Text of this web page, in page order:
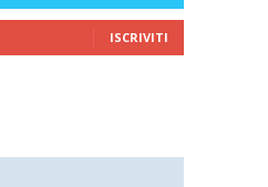
ISCRIVITI